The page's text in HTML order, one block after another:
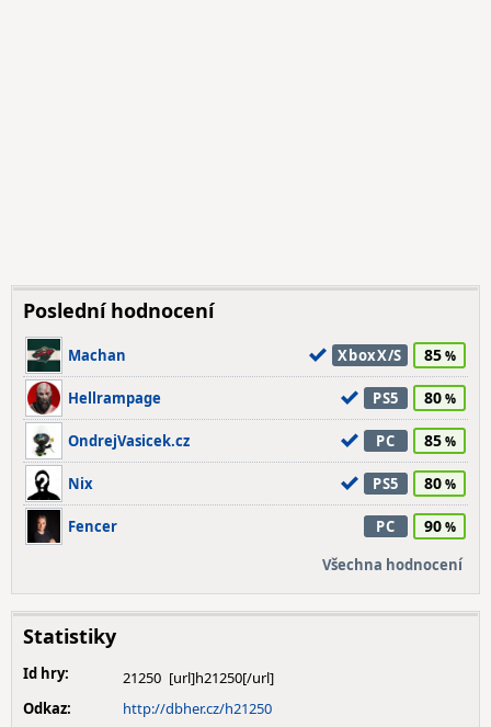
Poslední hodnocení
Machan XboxX/S 85
Hellrampage PS5 80
OndrejVasicek.cz PC 85
Nix PS5 80
Fencer PC 90
Všechna hodnocení
Statistiky
Id hry:
21250
Odkaz:
http://dbher.cz/h21250